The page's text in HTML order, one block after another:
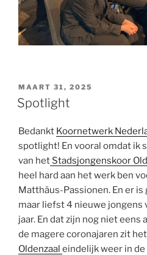
GEPLAATST
OP
MAART 31, 2025
Spotlight
Bedankt Koornetwerk
spotlight! En vooral omdat ik
van het Stadsjongenskoor
heel hard aan het werk ben
Matthäus-Passionen. En er is
maar liefst 4 nieuwe jongens
jaar. En dat zijn nog niet eens
de magere coronajaren zit het
Oldenzaal eindelijk weer in